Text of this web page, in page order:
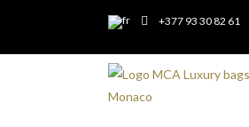
+377 93 30 82 61